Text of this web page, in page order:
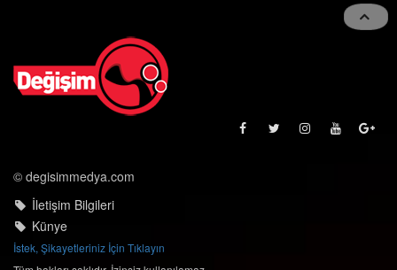
© degisimmedya.com
İletişim Bilgileri
Künye
İstek, Şikayetleriniz İçin Tıklayın